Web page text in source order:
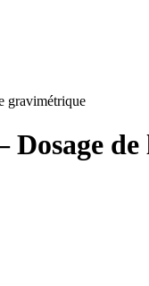
gravimétrique